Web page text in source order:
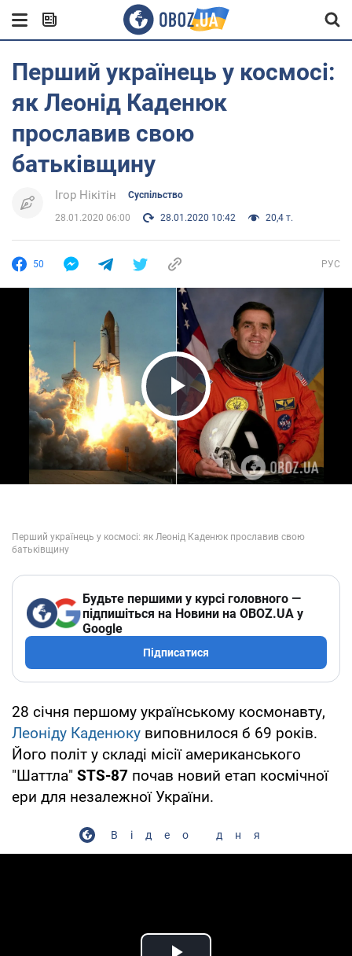
Перший українець у космосі:
як Леонід Каденюк
прославив свою
батьківщину
Ігор Нікітін Суспільство
28.01.2020 06:00 28.01.2020 10:42 20,4 т.
50 РУС
Play Video
Будьте першими у курсі головного —
підпишіться на Новини на OBOZ.UA у
Google
Підписатися
28 січня першому українському космонавту,
Леоніду Каденюку виповнилося б 69 років.
Його політ у складі місії американського
"Шаттла" STS-87 почав новий етап космічної
ери для незалежної України.
Відео дня